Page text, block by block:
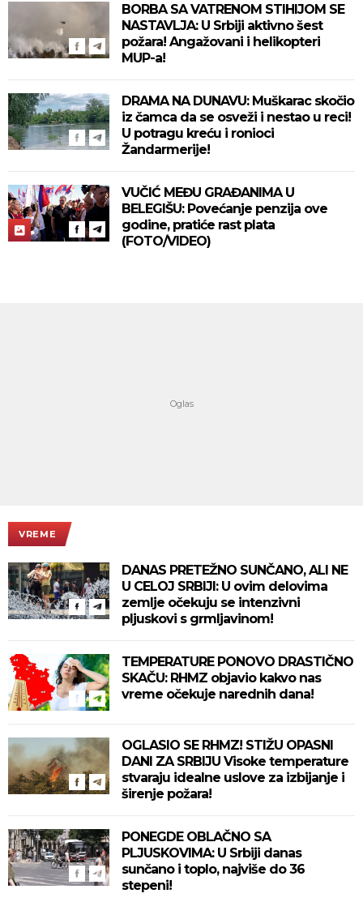
BORBA SA VATRENOM STIHIJOM SE
NASTAVLJA: U Srbiji aktivno šest
požara! Angažovani i helikopteri
MUP-a!
DRAMA NA DUNAVU: Muškarac skočio
iz čamca da se osveži i nestao u reci!
U potragu kreću i ronioci
Žandarmerije!
VUČIĆ MEĐU GRAĐANIMA U
BELEGIŠU: Povećanje penzija ove
godine, pratiće rast plata
(FOTO/VIDEO)
VREME
DANAS PRETEŽNO SUNČANO, ALI NE
U CELOJ SRBIJI: U ovim delovima
zemlje očekuju se intenzivni
pljuskovi s grmljavinom!
TEMPERATURE PONOVO DRASTIČNO
SKAČU: RHMZ objavio kakvo nas
vreme očekuje narednih dana!
OGLASIO SE RHMZ! STIŽU OPASNI
DANI ZA SRBIJU Visoke temperature
stvaraju idealne uslove za izbijanje i
širenje požara!
PONEGDE OBLAČNO SA
PLJUSKOVIMA: U Srbiji danas
sunčano i toplo, najviše do 36
stepeni!